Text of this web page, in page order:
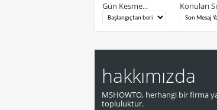
Gün Kesme... Konuları
hakkımızda
MSHOWTO, herhangi bir firma
topluluktur.